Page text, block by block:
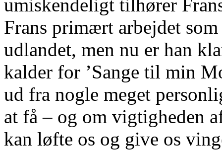
umiskendeligt tilhører
Frans primært arbejdet
udlandet, men nu er han
kalder for ’Sange til min
ud fra nogle meget
at få – og om vigtigheden
kan løfte os og give os